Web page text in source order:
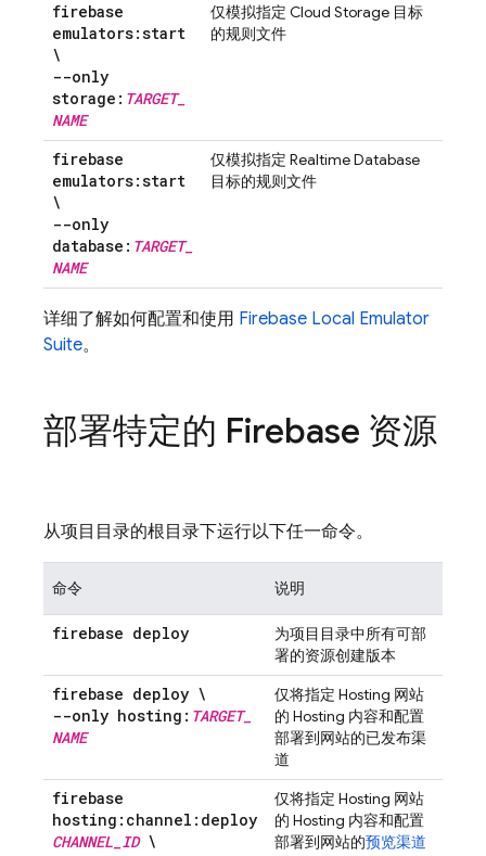
firebase
emulators:start
\
--only
storage: TARGET_
NAME
仅模拟指定 Cloud Storage 目标
的规则文件
firebase
emulators:start
\
--only
database: TARGET_
NAME
仅模拟指定 Realtime Database
目标的规则文件
详细了解如何配置和使用 Firebase Local Emulator
Suite。
部署特定的 Firebase 资源
从项目目录的根目录下运行以下任一命令。
命令 说明
firebase deploy
为项目目录中所有可部
署的资源创建版本
firebase deploy \
--only hosting: TARGET_
NAME
仅将指定 Hosting 网站
的 Hosting 内容和配置
部署到网站的已发布渠
道
firebase
hosting:channel:deploy
CHANNEL ID\
仅将指定 Hosting 网站
的 Hosting 内容和配置
部署到网站的预览渠道